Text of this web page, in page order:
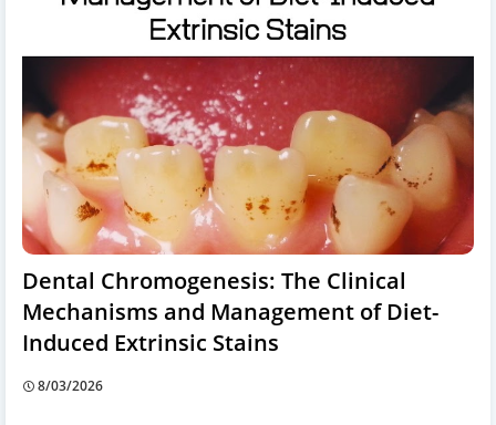
Dental Chromogenesis: The Clinical
Mechanisms and Management of Diet-
Induced Extrinsic Stains
8/03/2026